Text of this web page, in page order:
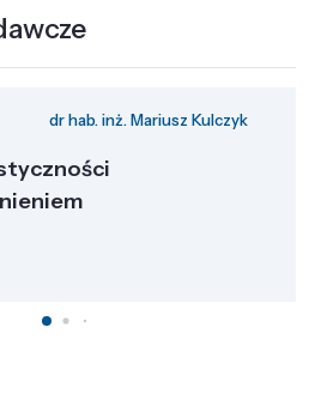
dr hab. inż. Mariusz Kulczyk